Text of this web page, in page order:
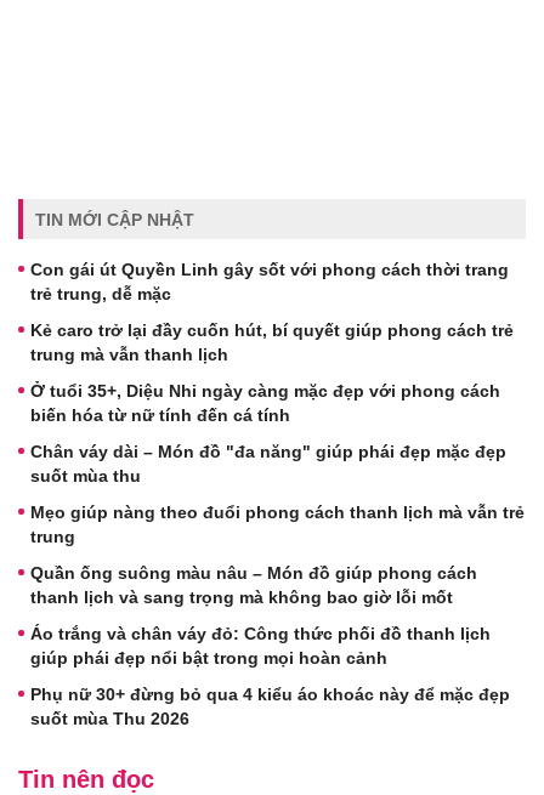
TIN MỚI CẬP NHẬT
Con gái út Quyền Linh gây sốt với phong cách thời trang
trẻ trung, dễ mặc
Kẻ caro trở lại đầy cuốn hút, bí quyết giúp phong cách trẻ
trung mà vẫn thanh lịch
Ở tuổi 35+, Diệu Nhi ngày càng mặc đẹp với phong cách
biến hóa từ nữ tính đến cá tính
Chân váy dài – Món đồ "đa năng" giúp phái đẹp mặc đẹp
suốt mùa thu
Mẹo giúp nàng theo đuổi phong cách thanh lịch mà vẫn trẻ
trung
Quần ống suông màu nâu – Món đồ giúp phong cách
thanh lịch và sang trọng mà không bao giờ lỗi mốt
Áo trắng và chân váy đỏ: Công thức phối đồ thanh lịch
giúp phái đẹp nổi bật trong mọi hoàn cảnh
Phụ nữ 30+ đừng bỏ qua 4 kiểu áo khoác này để mặc đẹp
suốt mùa Thu 2026
Tin nên đọc